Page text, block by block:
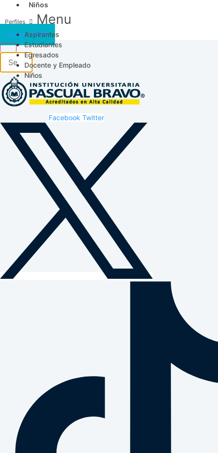
Niños
Menu
Aspirantes
Estudiantes
Egresados
Docente y Empleado
Niños
Acceso SICAU
Facebook Twitter